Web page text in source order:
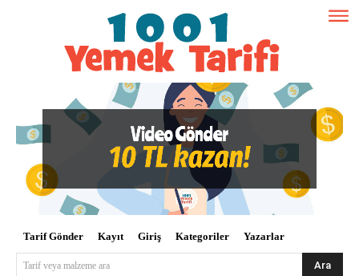
Tarif Gönder Kayıt Giriş Kategoriler Yazarlar
Tarif veya malzeme ara Ara